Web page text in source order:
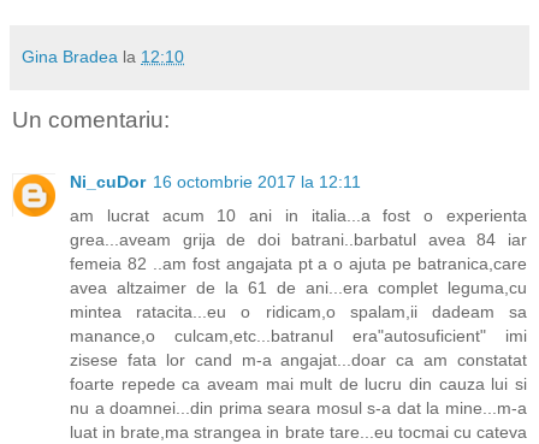
Gina Bradea la 12:10
Un comentariu:
Ni_cuDor 16 octombrie 2017 la 12:11
am lucrat acum 10 ani in italia...a fost o experienta
grea...aveam grija de doi batrani..barbatul avea 84 iar
femeia 82 ..am fost angajata pt a o ajuta pe batranica,care
avea altzaimer de la 61 de ani...era complet leguma,cu
mintea ratacita...eu o ridicam,o spalam,ii dadeam sa
manance,o culcam,etc...batranul era"autosuficient" imi
zisese fata lor cand m-a angajat...doar ca am constatat
foarte repede ca aveam mai mult de lucru din cauza lui si
nu a doamnei...din prima seara mosul s-a dat la mine...m-a
luat in brate,ma strangea in brate tare...eu tocmai cu cateva